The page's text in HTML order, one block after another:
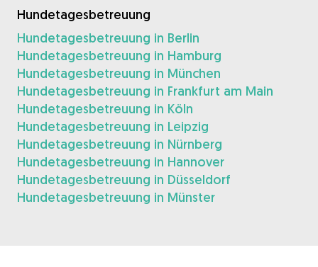
Hundetagesbetreuung
Hundetagesbetreuung in Berlin
Hundetagesbetreuung in Hamburg
Hundetagesbetreuung in München
Hundetagesbetreuung in Frankfurt am Main
Hundetagesbetreuung in Köln
Hundetagesbetreuung in Leipzig
Hundetagesbetreuung in Nürnberg
Hundetagesbetreuung in Hannover
Hundetagesbetreuung in Düsseldorf
Hundetagesbetreuung in Münster